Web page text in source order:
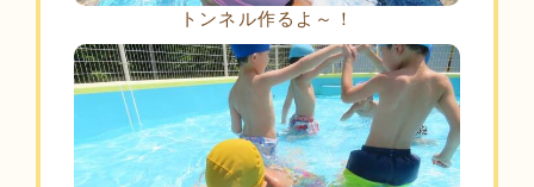
トンネル作るよ～！